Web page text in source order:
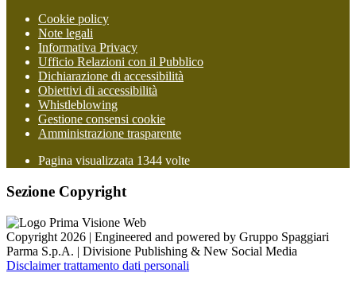
Cookie policy
Note legali
Informativa Privacy
Ufficio Relazioni con il Pubblico
Dichiarazione di accessibilità
Obiettivi di accessibilità
Whistleblowing
Gestione consensi cookie
Amministrazione trasparente
Pagina visualizzata 1344 volte
Sezione Copyright
Copyright 2026 | Engineered and powered by Gruppo Spaggiari
Parma S.p.A. | Divisione Publishing & New Social Media
Disclaimer trattamento dati personali